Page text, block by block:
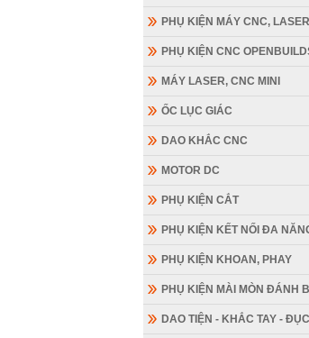
PHỤ KIỆN MÁY CNC, LASER
PHỤ KIỆN CNC
MÁY LASER, CNC MINI
ỐC LỤC GIÁC
DAO KHẮC CNC
MOTOR DC
PHỤ KIỆN CẮT
PHỤ KIỆN KẾT NỐI ĐA
PHỤ KIỆN KHOAN, PHAY
PHỤ KIỆN MÀI MÒN ĐÁNH
DAO TIỆN - KHẮC TAY -